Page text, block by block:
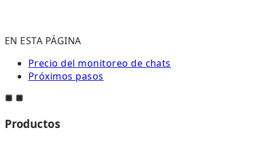
EN ESTA PÁGINA
Precio del monitoreo de chats
Próximos pasos
Productos